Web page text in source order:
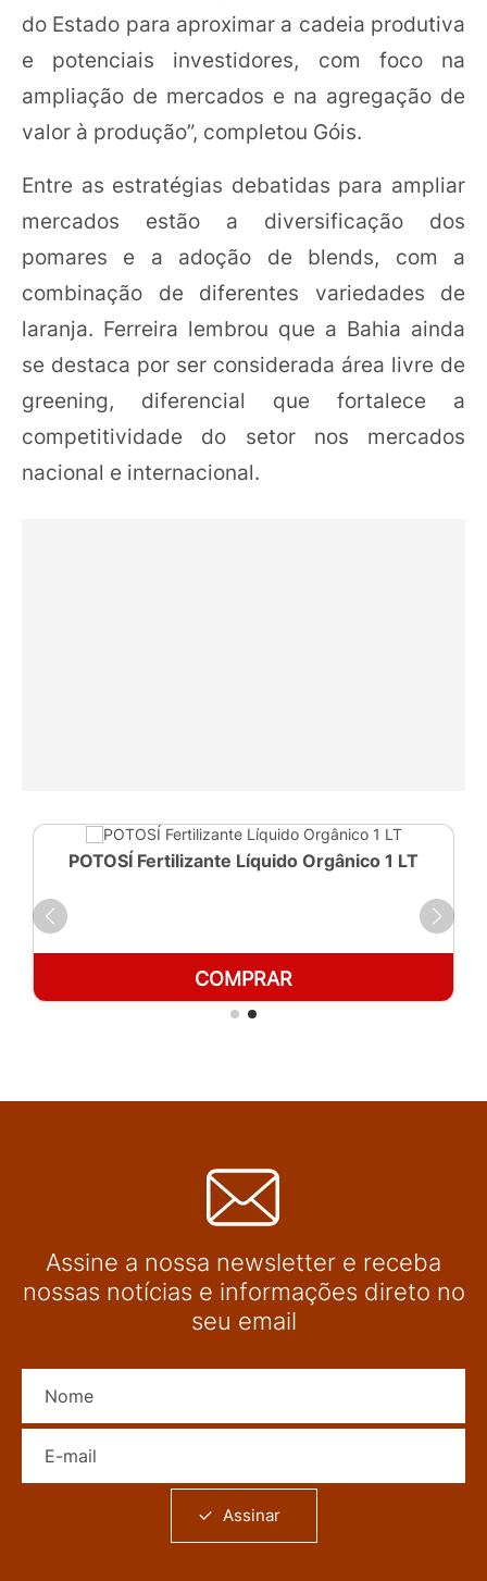
do Estado para aproximar a cadeia produtiva
e potenciais investidores, com foco na
ampliação de mercados e na agregação de
valor à produção”, completou Góis.
Entre as estratégias debatidas para ampliar
mercados estão a diversificação dos
pomares e a adoção de blends, com a
combinação de diferentes variedades de
laranja. Ferreira lembrou que a Bahia ainda
se destaca por ser considerada área livre de
greening, diferencial que fortalece a
competitividade do setor nos mercados
nacional e internacional.
POTOSÍ Fertilizante Líquido Orgânico 1 LT
COMPRAR
Assine a nossa newsletter e receba
nossas notícias e informações direto no
seu email
Assinar